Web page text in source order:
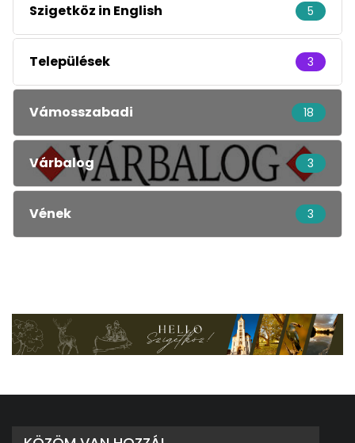
Szigetköz in English 5
Települések 3
Vámosszabadi 18
Várbalog 3
Vének 3